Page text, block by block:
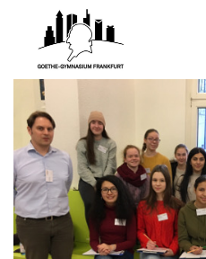
Silke
Mo bis Fr
TEL:069-
TEL: 069-
poststelle.goethe-